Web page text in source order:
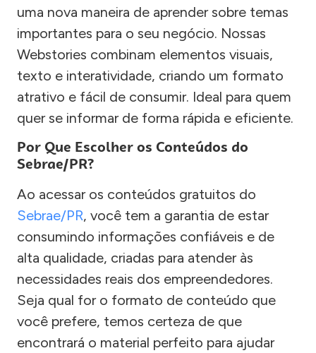
uma nova maneira de aprender sobre temas
importantes para o seu negócio. Nossas
Webstories combinam elementos visuais,
texto e interatividade, criando um formato
atrativo e fácil de consumir. Ideal para quem
quer se informar de forma rápida e eficiente.
Por Que Escolher os Conteúdos do
Sebrae/PR?
Ao acessar os conteúdos gratuitos do
Sebrae/PR, você tem a garantia de estar
consumindo informações confiáveis e de
alta qualidade, criadas para atender às
necessidades reais dos empreendedores.
Seja qual for o formato de conteúdo que
você prefere, temos certeza de que
encontrará o material perfeito para ajudar